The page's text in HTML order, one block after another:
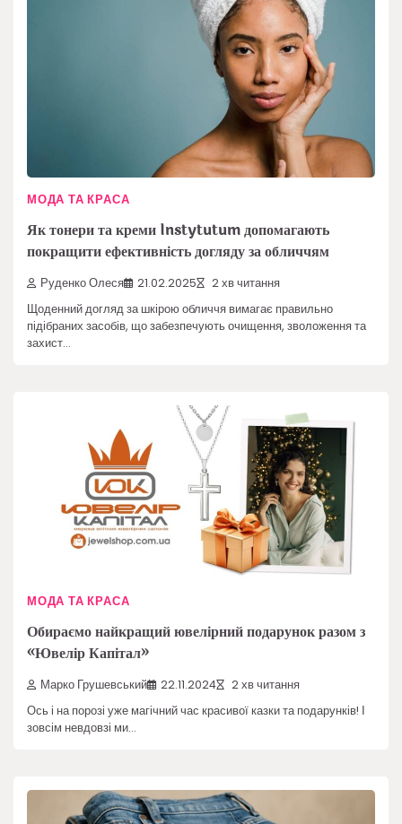
МОДА ТА КРАСА
Як тонери та креми Instytutum допомагають
покращити ефективність догляду за обличчям
Руденко Олеся 21.02.2025 2 хв читання
Щоденний догляд за шкірою обличчя вимагає правильно
підібраних засобів, що забезпечують очищення, зволоження та
захист…
МОДА ТА КРАСА
Обираємо найкращий ювелірний подарунок разом з
«Ювелір Капітал»
Марко Грушевський 22.11.2024 2 хв читання
Ось і на порозі уже магічний час красивої казки та подарунків! І
зовсім невдовзі ми…